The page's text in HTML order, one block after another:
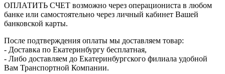
ОПЛАТИТЬ СЧЕТ возможно через операциониста в любом
банке или самостоятельно через личный кабинет Вашей
банковской карты.
После подтверждения оплаты мы доставляем товар:
- Доставка по Екатеринбургу бесплатная,
- Либо доставляем до Екатеринбургского филиала удобной
Вам Транспортной Компании.